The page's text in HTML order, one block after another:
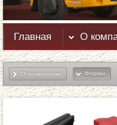
Главная О
О технологии Формы